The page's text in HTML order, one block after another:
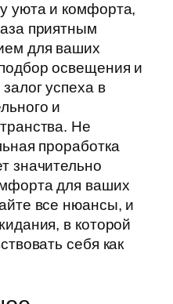
уюта и комфорта,
приятным
для ваших
освещения и
успеха в
и
Не
проработка
значительно
для ваших
все нюансы, и
в которой
себя как